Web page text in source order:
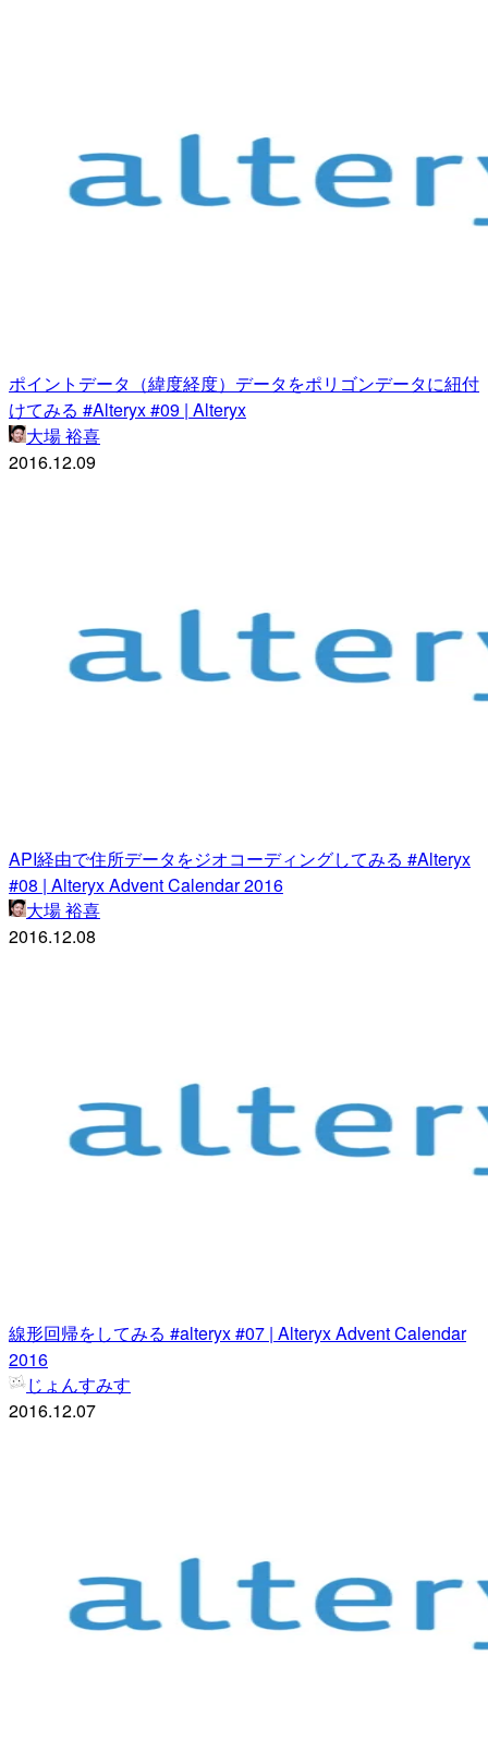
ポイントデータ（緯度経度）データをポリゴンデータに紐付
けてみる #Alteryx #09 | Alteryx
大場 裕喜
2016.12.09
API経由で住所データをジオコーディングしてみる #Alteryx
#08 | Alteryx Advent Calendar 2016
大場 裕喜
2016.12.08
線形回帰をしてみる #alteryx #07 | Alteryx Advent Calendar
2016
じょんすみす
2016.12.07